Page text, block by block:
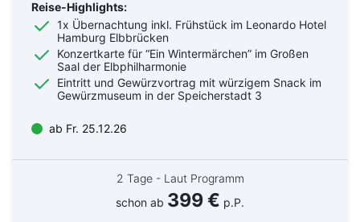
Reise-Highlights:
1x Übernachtung inkl. Frühstück im Leonardo Hotel
Hamburg Elbbrücken
Konzertkarte für “Ein Wintermärchen” im Großen
Saal der Elbphilharmonie
Eintritt und Gewürzvortrag mit würzigem Snack im
Gewürzmuseum in der Speicherstadt 3
ab Fr. 25.12.26
2 Tage - Laut Programm
schon ab 399 € p.P.